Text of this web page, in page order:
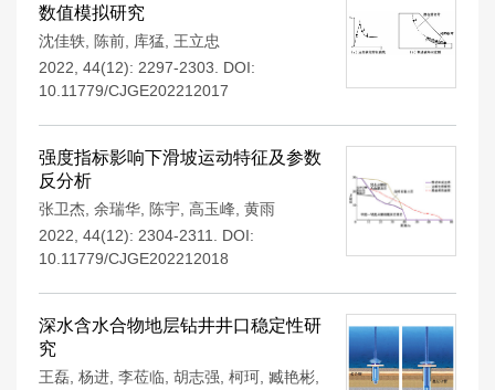
数值模拟研究
沈佳轶 陈前 库猛 王立忠
2022, 44(12): 2297-2303.
DOI:
10.11779/CJGE202212017
强度指标影响下滑坡运动特征及参数
反分析
张卫杰 余瑞华 陈宇 高玉峰 黄雨
2022, 44(12): 2304-2311.
DOI:
10.11779/CJGE202212018
深水含水合物地层钻井井口稳定性研
究
王磊 杨进 李莅临 胡志强 柯珂 臧艳彬